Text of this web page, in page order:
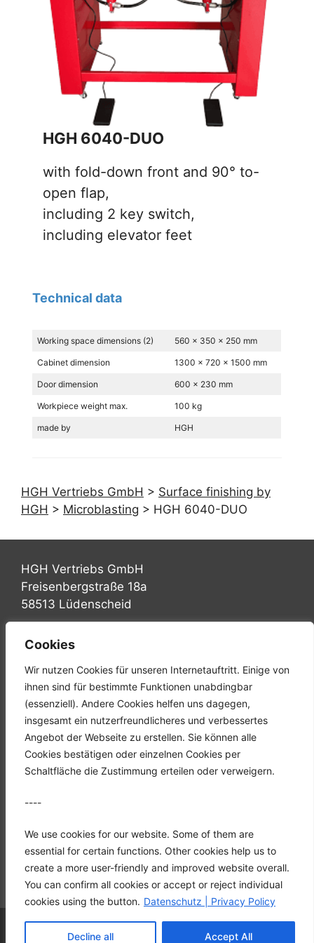
Cookies
Wir nutzen Cookies für unseren Internetauftritt. Einige von
ihnen sind für bestimmte Funktionen unabdingbar
(essenziell). Andere Cookies helfen uns dagegen,
insgesamt ein nutzerfreundlicheres und verbessertes
Angebot der Webseite zu erstellen. Sie können alle
Cookies bestätigen oder einzelnen Cookies per
Schaltfläche die Zustimmung erteilen oder verweigern.
----
We use cookies for our website. Some of them are
essential for certain functions. Other cookies help us to
create a more user-friendly and improved website overall.
You can confirm all cookies or accept or reject individual
cookies using the button. Datenschutz | Privacy Policy
Decline all Accept All
HGH 6040-DUO
with fold-down front and 90° to-
open flap,
including 2 key switch,
including elevator feet
Technical data
Working space dimensions (2) 560 x 350 x 250 mm
Cabinet dimension 1300 x 720 x 1500 mm
Door dimension 600 x 230 mm
Workpiece weight max. 100 kg
made by HGH
HGH Vertriebs GmbH > Surface finishing by
HGH > Microblasting > HGH 6040-DUO
HGH Vertriebs GmbH
Freisenbergstraße 18a
58513 Lüdenscheid
Tel.: +49 (0) 2351 947570
Mail: info@hgh-luedenscheid.de
Startseite
Unternehmen
Karriere
Downloads
Datenschutz
© 2026 HGH Vertriebs GmbH
• Built with